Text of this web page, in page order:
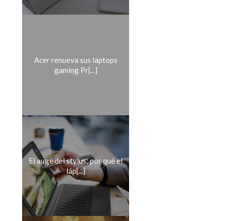
Acer renueva sus laptops
gaming Pr[...]
El auge del stylus: por qué el
láp[...]